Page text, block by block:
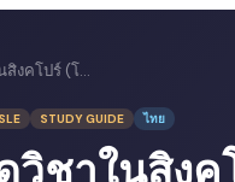
วิธีเลือกศูนย์กวดวิชาในสิงคโปร์ (โดยไม่เสียเงินเปล่า)
STUDY GUIDE ไทย
ชาในสิงค